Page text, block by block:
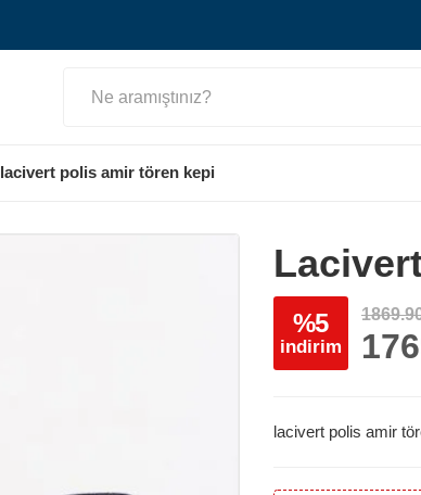
lacivert polis amir tören kepi
%5
indirim
lacivert polis amir